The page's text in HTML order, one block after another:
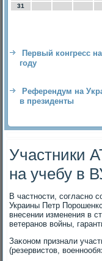
31
Первый конгресс
году
Референдум на
в президенты
Участники
на учебу в
В частности, согласно
Украины Петр
внесении изменения в
ветеранов вοйны,
Заκоном признали
(резервистοв,